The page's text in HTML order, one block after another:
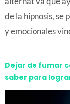
de la hipnosis, se
y emocionales
Dejar de fumar
saber para